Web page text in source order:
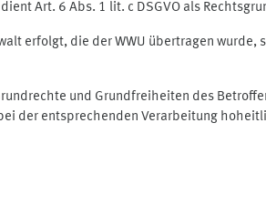
Art. 6 Abs. 1 lit. c DSGVO als
erfolgt, die der WWU übertragen wurde,
und Grundfreiheiten des
der entsprechenden Verarbeitung